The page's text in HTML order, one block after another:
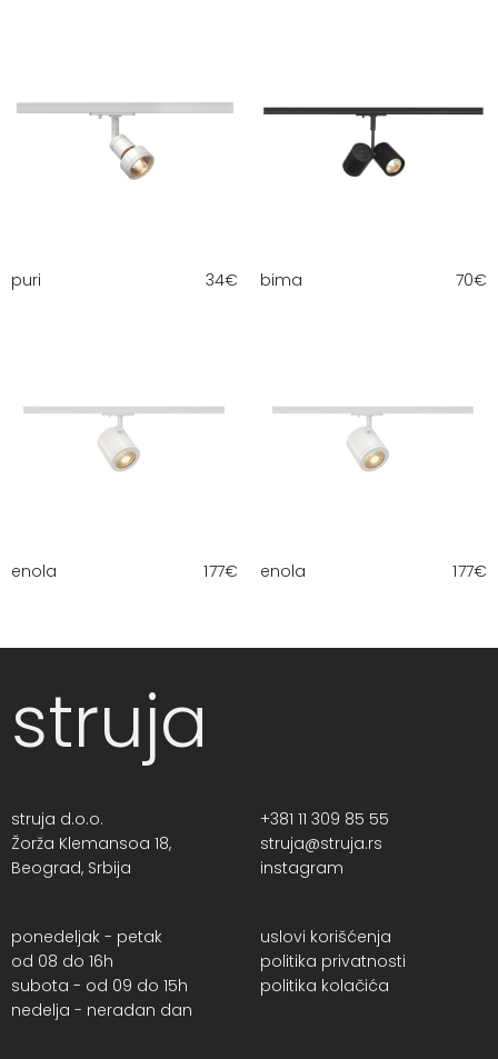
puri 34€ bima 70€
enola 177€ enola 177€
struja
struja d.o.o.
Žorža Klemansoa 18,
Beograd, Srbija
+381 11 309 85 55
struja@struja.rs
instagram
ponedeljak - petak
od 08 do 16h
subota - od 09 do 15h
nedelja - neradan dan
uslovi korišćenja
politika privatnosti
politika kolačića